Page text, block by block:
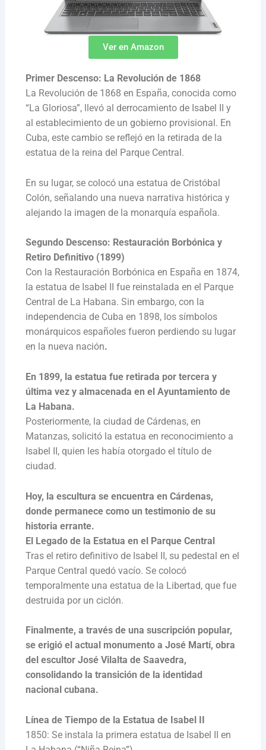
Ver en Amazon
Primer Descenso: La Revolución de 1868
La Revolución de 1868 en España, conocida como
“La Gloriosa”, llevó al derrocamiento de Isabel II y
al establecimiento de un gobierno provisional. En
Cuba, este cambio se reflejó en la retirada de la
estatua de la reina del Parque Central.
En su lugar, se colocó una estatua de Cristóbal
Colón, señalando una nueva narrativa histórica y
alejando la imagen de la monarquía española.
Segundo Descenso: Restauración Borbónica y
Retiro Definitivo (1899)
Con la Restauración Borbónica en España en 1874,
la estatua de Isabel II fue reinstalada en el Parque
Central de La Habana. Sin embargo, con la
independencia de Cuba en 1898, los símbolos
monárquicos españoles fueron perdiendo su lugar
en la nueva nación.
En 1899, la estatua fue retirada por tercera y
última vez y almacenada en el Ayuntamiento de
La Habana.
Posteriormente, la ciudad de Cárdenas, en
Matanzas, solicitó la estatua en reconocimiento a
Isabel II, quien les había otorgado el título de
ciudad.
Hoy, la escultura se encuentra en Cárdenas,
donde permanece como un testimonio de su
historia errante.
El Legado de la Estatua en el Parque Central
Tras el retiro definitivo de Isabel II, su pedestal en el
Parque Central quedó vacío. Se colocó
temporalmente una estatua de la Libertad, que fue
destruida por un ciclón.
Finalmente, a través de una suscripción popular,
se erigió el actual monumento a José Martí, obra
del escultor José Vilalta de Saavedra,
consolidando la transición de la identidad
nacional cubana.
Línea de Tiempo de la Estatua de Isabel II
1850: Se instala la primera estatua de Isabel II en